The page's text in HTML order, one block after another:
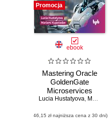
Promocja
ebook
Mastering Oracle
GoldenGate
Microservices
Lucia Hustatyova, Mariami Kupatadze
(46,15 zł najniższa cena z 30 dni)